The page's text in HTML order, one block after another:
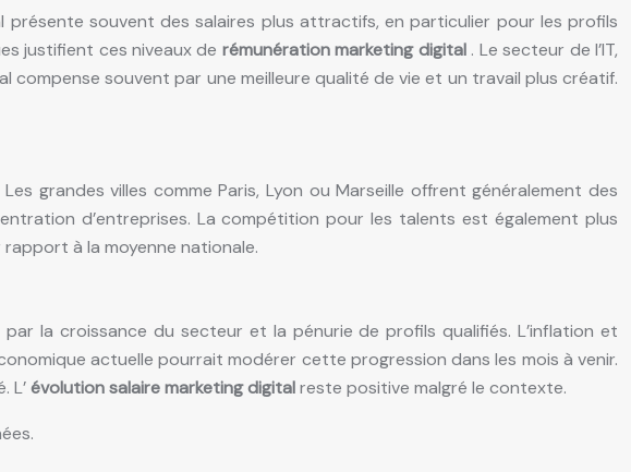
souvent des salaires plus attractifs, en particulier pour les profils
justifient ces niveaux de rémunération marketing digital . Le secteur de l’IT,
souvent par une meilleure qualité de vie et un travail plus créatif.
Les grandes villes comme Paris, Lyon ou Marseille offrent généralement des
d’entreprises. La compétition pour les talents est également plus
à la moyenne nationale.
la croissance du secteur et la pénurie de profils qualifiés. L’inflation et
actuelle pourrait modérer cette progression dans les mois à venir.
L’évolution salaire marketing digitalreste positive malgré le contexte.